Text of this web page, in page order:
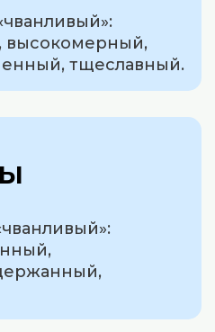
высокомерный,
тщеславный.